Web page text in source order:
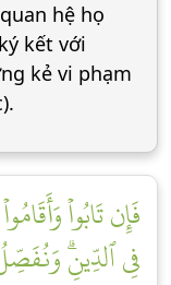
hệ họ
kết với
kẻ vi phạm
فَإِن تَابُواْ
فِي ٱلدِّينِۗ